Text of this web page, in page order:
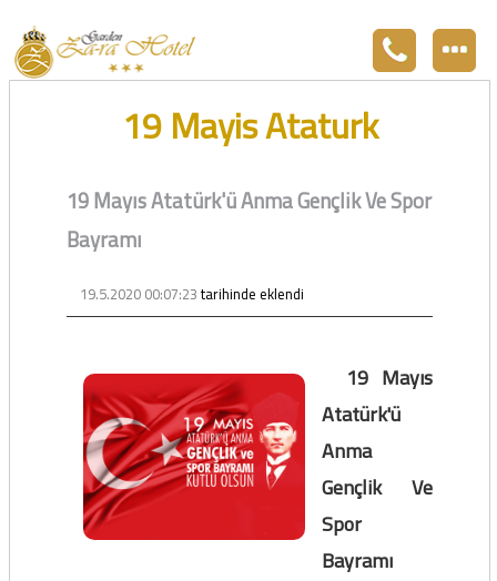
19 Mayis Ataturk
19 Mayıs Atatürk'ü Anma Gençlik Ve Spor
Bayramı
19.5.2020 00:07:23tarihinde eklendi
19 Mayıs
Atatürk'ü
Anma
Gençlik Ve
Spor
Bayramı